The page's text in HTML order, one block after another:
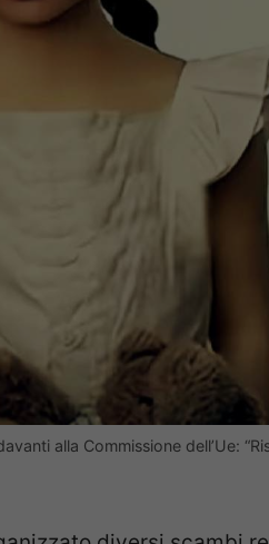
alla Commissione dell’Ue: